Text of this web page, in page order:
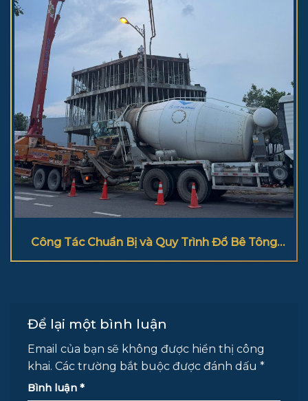
Công Tác Chuẩn Bị và Quy Trình Đổ Bê Tông
Để lại một bình luận
Email của bạn sẽ không được hiển thị công
khai. Các trường bắt buộc được đánh dấu *
Bình luận *